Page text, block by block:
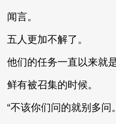
闻言。
五人更加不解了。
他们的任务一直以来就
鲜有被召集的时候。
“不该你们问的就别多问